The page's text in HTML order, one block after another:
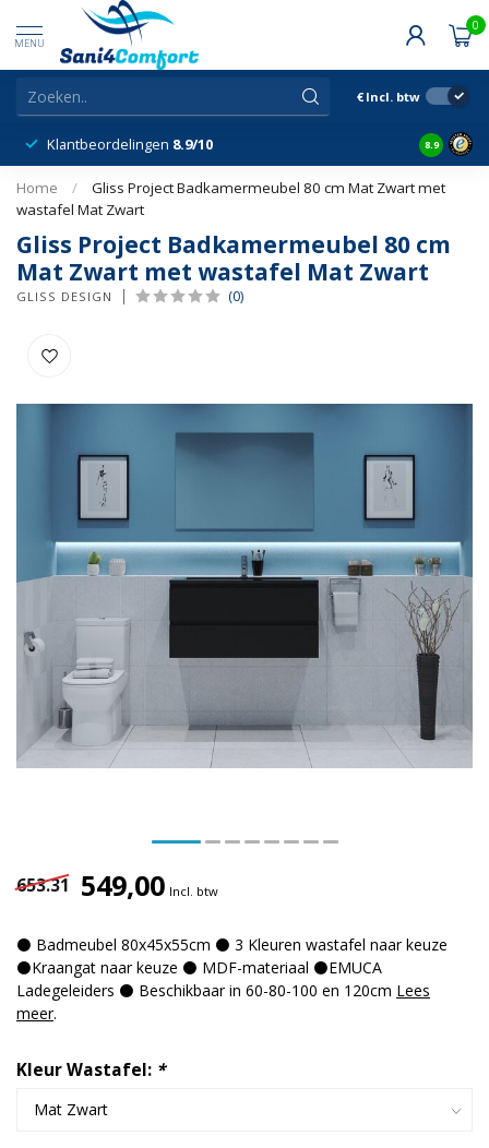
MENU
0
€ Incl. btw
Klantbeordelingen 8.9/10 8.9
Home /
Gliss Project Badkamermeubel 80 cm Mat Zwart met
wastafel Mat Zwart
Gliss Project Badkamermeubel 80 cm
Mat Zwart met wastafel Mat Zwart
GLISS DESIGN (0)
653.31 549,00 Incl. btw
⚫ Badmeubel 80x45x55cm ⚫ 3 Kleuren wastafel naar keuze
⚫Kraangat naar keuze ⚫ MDF-materiaal ⚫EMUCA
Ladegeleiders ⚫ Beschikbaar in 60-80-100 en 120cm Lees
meer.
Kleur Wastafel: *